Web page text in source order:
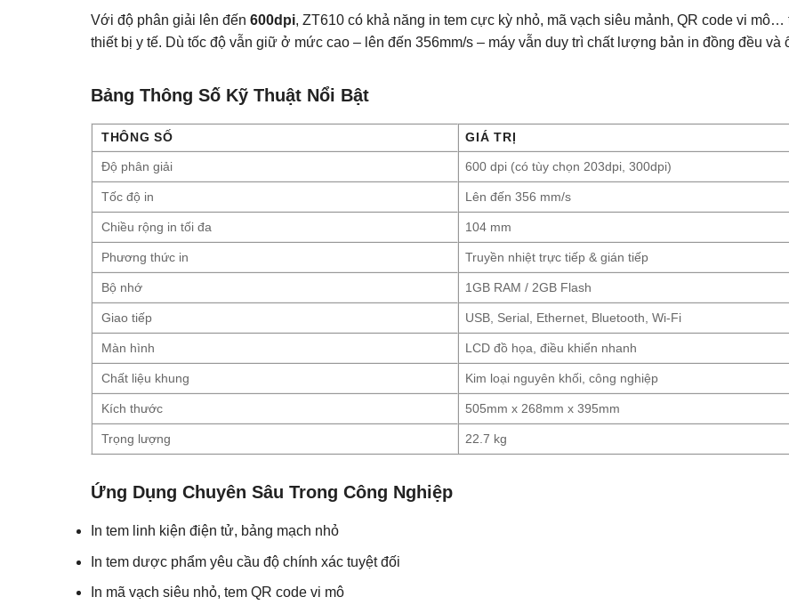
Với độ phân giải lên đến 600dpi, ZT610 có khả năng in tem cực kỳ nhỏ, mã vạch siêu mảnh, QR code vi
thiết bị y tế. Dù tốc độ vẫn giữ ở mức cao – lên đến 356mm/s – máy vẫn duy trì chất lượng bản in đồng đều và
Bảng Thông Số Kỹ Thuật Nổi Bật
THÔNG SỐ GIÁ TRỊ
Độ phân giải 600 dpi (có tùy chọn 203dpi, 300dpi)
Tốc độ in Lên đến 356 mm/s
Chiều rộng in tối đa 104 mm
Phương thức in Truyền nhiệt trực tiếp & gián tiếp
Bộ nhớ 1GB RAM / 2GB Flash
Giao tiếp USB, Serial, Ethernet, Bluetooth, Wi-Fi
Màn hình LCD đồ họa, điều khiển nhanh
Chất liệu khung Kim loại nguyên khối, công nghiệp
Kích thước 505mm x 268mm x 395mm
Trọng lượng 22.7 kg
Ứng Dụng Chuyên Sâu Trong Công Nghiệp
In tem linh kiện điện tử, bảng mạch nhỏ
In tem dược phẩm yêu cầu độ chính xác tuyệt đối
In mã vạch siêu nhỏ, tem QR code vi mô